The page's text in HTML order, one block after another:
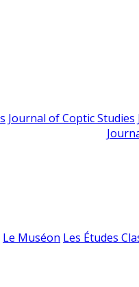
Journal of Coptic Studies
Le Muséon Les Études